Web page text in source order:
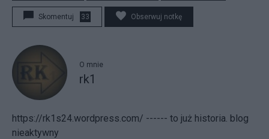
Skomentuj 33 Obserwuj notkę
O mnie
rk1
https://rk1s24.wordpress.com/ ------ to już historia. blog
nieaktywny